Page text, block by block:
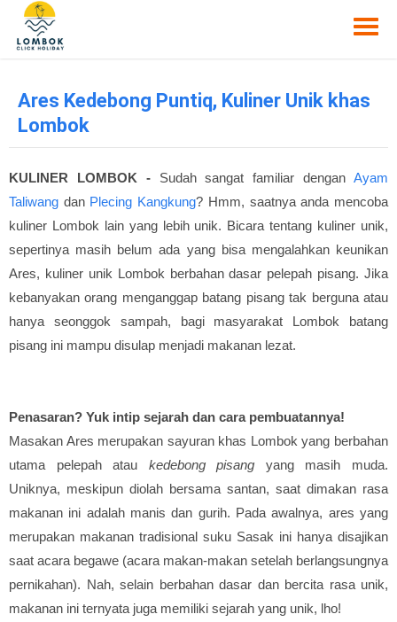
Ares Kedebong Puntiq, Kuliner Unik khas
Lombok
KULINER LOMBOK -Sudah sangat familiar denganAyam
Taliwang dan Plecing Kangkung? Hmm, saatnya anda mencoba
kuliner Lombok lain yang lebih unik. Bicara tentang kuliner unik,
sepertinya masih belum ada yang bisa mengalahkan keunikan
Ares, kuliner unik Lombok berbahan dasar pelepah pisang. Jika
kebanyakan orang menganggap batang pisang tak berguna atau
hanya seonggok sampah, bagi masyarakat Lombok batang
pisang ini mampu disulap menjadi makanan lezat.
Penasaran? Yuk intip sejarah dan cara pembuatannya!
Masakan Ares merupakan sayuran khas Lombok yang berbahan
utama pelepah atau kedebong pisang yang masih muda.
Uniknya, meskipun diolah bersama santan, saat dimakan rasa
makanan ini adalah manis dan gurih. Pada awalnya, ares yang
merupakan makanan tradisional suku Sasak ini hanya disajikan
saat acara begawe (acara makan-makan setelah berlangsungnya
pernikahan). Nah, selain berbahan dasar dan bercita rasa unik,
makanan ini ternyata juga memiliki sejarah yang unik, lho!